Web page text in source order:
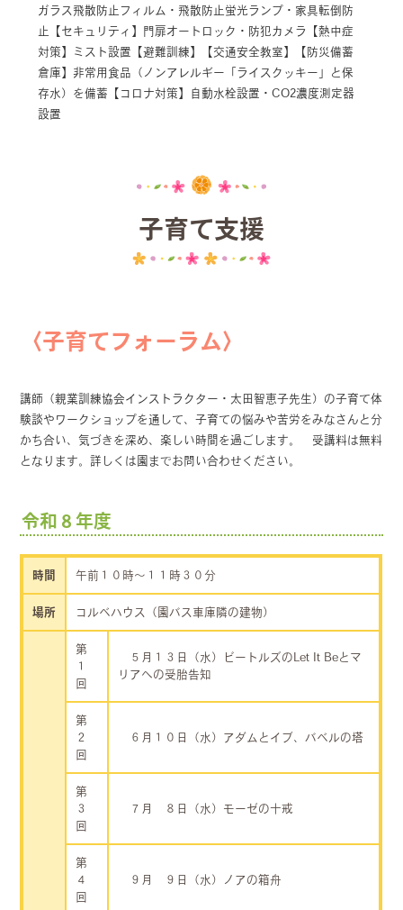
ガラス飛散防止フィルム・飛散防止蛍光ランプ・家具転倒防
止【セキュリティ】門扉オートロック・防犯カメラ【熱中症
対策】ミスト設置【避難訓練】【交通安全教室】【防災備蓄
倉庫】非常用食品（ノンアレルギー「ライスクッキー」と保
存水）を備蓄【コロナ対策】自動水栓設置・CO2濃度測定器
設置
子育て支援
〈子育てフォーラム〉
講師（親業訓練協会インストラクター・太田智恵子先生）の子育て体
験談やワークショップを通して、子育ての悩みや苦労をみなさんと分
かち合い、気づきを深め、楽しい時間を過ごします。 受講料は無料
となります。詳しくは園までお問い合わせください。
令和８年度
時間 午前１０時～１１時３０分
場所 コルベハウス（園バス車庫隣の建物）
第
１
回
５月１３日（水）ビートルズのLet It Beとマ
リアへの受胎告知
第
２
回
６月１０日（水）アダムとイブ、バベルの塔
第
３
回
７月 ８日（水）モーゼの十戒
第
４
回
９月 ９日（水）ノアの箱舟